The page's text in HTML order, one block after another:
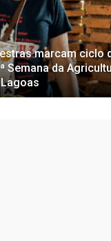
marcam ciclo
Semana da